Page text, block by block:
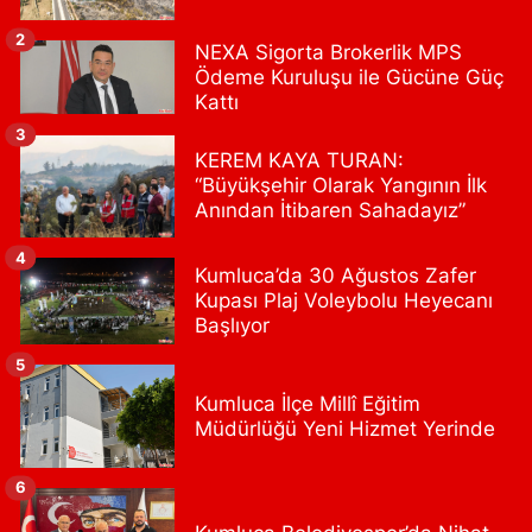
Bulvar Eczanesi
Ahmet Yesevi Mahallesi Abbas Medeni Sokak 17 A Çiftlik
köprüsünü geçtikten sonra Harman Mobilya arkası, Tulumba
mevki, ECZANELER BÖLGESİ (GÜNEŞ, BULVAR, ÇİĞDEM, DEVA
ECZANELERİ) eski gazi sağlık o
0 (216) 208 59 51
Halıcıoğlu Eczanesi
Halıcıoğlu Mahallesi Tunç Sokak 1 A Çıksalın,Alev Ofluoğlu Semt
Konağı yanı
0 (212) 369 45 49 Yol Tarifi Al
Anka Eczanesi
Acıbadem Mahallesi Acıbadem Caddesi 76 A İŞ BANKASI
KONUTLARINDAN KADIKÖY İSTİKAMETİNE GİDERKEN IŞIKLARI
GEÇİNCE SOLDA
0 (216) 771 50 40
Portakal Eczanesi
NEXA Sigorta Brokerlik MPS
Ödeme Kuruluşu ile Gücüne Güç
Kattı
2
KEREM KAYA TURAN:
“Büyükşehir Olarak Yangının İlk
Anından İtibaren Sahadayız”
3
Kumluca’da 30 Ağustos Zafer
Kupası Plaj Voleybolu Heyecanı
Başlıyor
4
Kumluca İlçe Millî Eğitim
Müdürlüğü Yeni Hizmet Yerinde
5
6